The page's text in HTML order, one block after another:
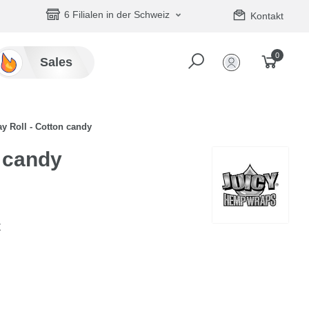
6 Filialen in der Schweiz Kontakt
Sales
0
Roll - Cotton candy